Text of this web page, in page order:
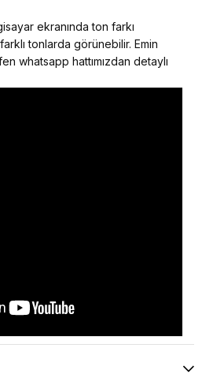
ekranında ton farkı
tonlarda görünebilir. Emin
whatsapp hattımızdan detaylı